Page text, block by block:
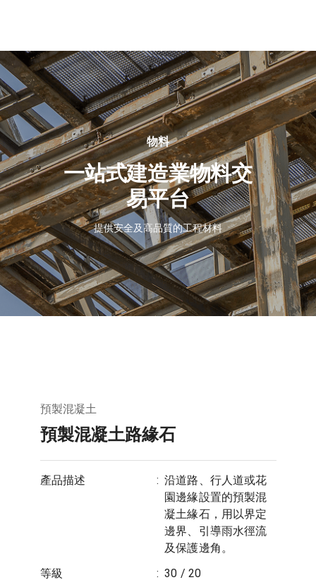
們
物料
一站式建造業物料交
易平台
提供安全及高品質的工程材料
預製混凝土
預製混凝土路緣石
產品描述 : 沿道路、行人道或花
園邊緣設置的預製混
凝土緣石，用以界定
邊界、引導雨水徑流
及保護邊角。
等級
: 30 / 20